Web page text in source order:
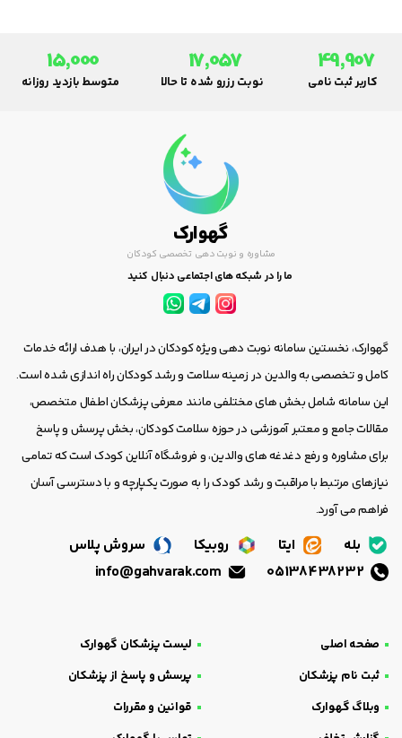
49,907
کاربر ثبت نامی
17,057
نوبت رزرو شده تا حالا
15,000
متوسط بازدید روزانه
گهوارک
مشاوره و نوبت دهی تخصصی کودکان
ما را در شبکه های اجتماعی دنبال کنید
گهوارک، نخستین سامانه نوبت دهی ویژه کودکان در ایران، با هدف ارائه خدمات
کامل و تخصصی به والدین در زمینه سلامت و رشد کودکان راه اندازی شده است.
این سامانه شامل بخش های مختلفی مانند معرفی پزشکان اطفال متخصص،
مقالات جامع و معتبر آموزشی در حوزه سلامت کودکان، بخش پرسش و پاسخ
برای مشاوره و رفع دغدغه های والدین، و فروشگاه آنلاین کودک است که تمامی
نیازهای مرتبط با مراقبت و رشد کودک را به صورت یکپارچه و با دسترسی آسان
فراهم می آورد.
بله ایتا روبیکا
سروش پلاس
صفحه اصلی
لیست پزشکان گهوارک
ثبت نام پزشکان
پرسش و پاسخ از پزشکان
وبلاگ گهوارک
قوانین و مقررات